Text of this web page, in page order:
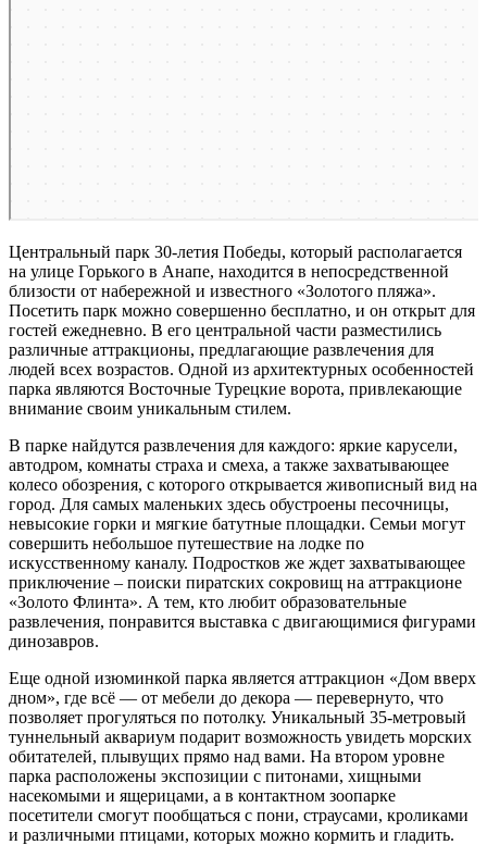
Центральный парк 30-летия Победы, который располагается
на улице Горького в Анапе, находится в непосредственной
близости от набережной и известного «Золотого пляжа».
Посетить парк можно совершенно бесплатно, и он открыт для
гостей ежедневно. В его центральной части разместились
различные аттракционы, предлагающие развлечения для
людей всех возрастов. Одной из архитектурных особенностей
парка являются Восточные Турецкие ворота, привлекающие
внимание своим уникальным стилем.
В парке найдутся развлечения для каждого: яркие карусели,
автодром, комнаты страха и смеха, а также захватывающее
колесо обозрения, с которого открывается живописный вид на
город. Для самых маленьких здесь обустроены песочницы,
невысокие горки и мягкие батутные площадки. Семьи могут
совершить небольшое путешествие на лодке по
искусственному каналу. Подростков же ждет захватывающее
приключение – поиски пиратских сокровищ на аттракционе
«Золото Флинта». А тем, кто любит образовательные
развлечения, понравится выставка с двигающимися фигурами
динозавров.
Еще одной изюминкой парка является аттракцион «Дом вверх
дном», где всё — от мебели до декора — перевернуто, что
позволяет прогуляться по потолку. Уникальный 35-метровый
туннельный аквариум подарит возможность увидеть морских
обитателей, плывущих прямо над вами. На втором уровне
парка расположены экспозиции с питонами, хищными
насекомыми и ящерицами, а в контактном зоопарке
посетители смогут пообщаться с пони, страусами, кроликами
и различными птицами, которых можно кормить и гладить.